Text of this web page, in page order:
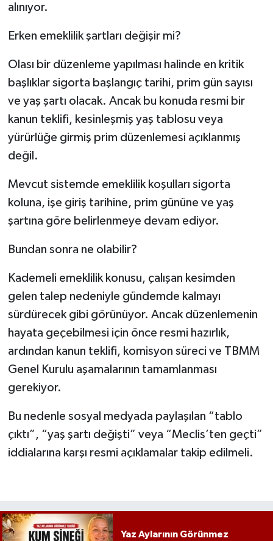
alınıyor.
Erken emeklilik şartları değişir mi?
Olası bir düzenleme yapılması halinde en kritik
başlıklar sigorta başlangıç tarihi, prim gün sayısı
ve yaş şartı olacak. Ancak bu konuda resmi bir
kanun teklifi, kesinleşmiş yaş tablosu veya
yürürlüğe girmiş prim düzenlemesi açıklanmış
değil.
Mevcut sistemde emeklilik koşulları sigorta
koluna, işe giriş tarihine, prim gününe ve yaş
şartına göre belirlenmeye devam ediyor.
Bundan sonra ne olabilir?
Kademeli emeklilik konusu, çalışan kesimden
gelen talep nedeniyle gündemde kalmayı
sürdürecek gibi görünüyor. Ancak düzenlemenin
hayata geçebilmesi için önce resmi hazırlık,
ardından kanun teklifi, komisyon süreci ve TBMM
Genel Kurulu aşamalarının tamamlanması
gerekiyor.
Bu nedenle sosyal medyada paylaşılan “tablo
çıktı”, “yaş şartı değişti” veya “Meclis’ten geçti”
iddialarına karşı resmi açıklamalar takip edilmeli.
Yaz Aylarının Görünmez